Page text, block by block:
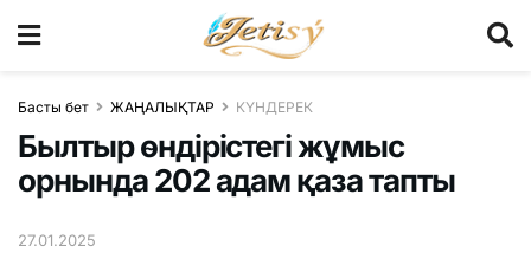
Басты бет ЖАҢАЛЫҚТАР КҮНДЕРЕК
Былтыр өндірістегі жұмыс
орнында 202 адам қаза тапты
27.01.2025